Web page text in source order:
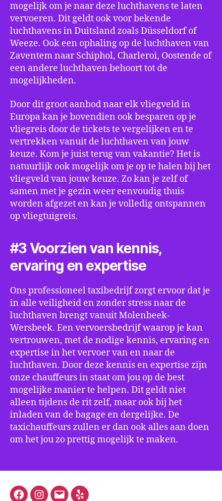
mogelijk om je naar deze luchthavens te laten
vervoeren. Dit geldt ook voor bekende
luchthavens in Duitsland zoals Düsseldorf of
Weeze. Ook een ophaling op de luchthaven van
Zaventem naar Schiphol, Charleroi, Oostende of
een andere luchthaven behoort tot de
mogelijkheden.
Door dit groot aanbod naar elk vliegveld in
Europa kan je bovendien ook besparen op je
vliegreis door de tickets te vergelijken en te
vertrekken vanuit de luchthaven van jouw
keuze. Kom je juist terug van vakantie? Het is
natuurlijk ook mogelijk om je op te halen bij het
vliegveld van jouw keuze. Zo kan je zelf of
samen met je gezin weer eenvoudig thuis
worden afgezet en kan je volledig ontspannen
op vliegtuigreis.
#3 Voorzien van kennis,
ervaring en expertise
Ons professioneel taxibedrijf zorgt ervoor dat je
in alle veiligheid en zonder stress naar de
luchthaven brengt vanuit Molenbeek-
Wersbeek. Een vervoersbedrijf waarop je kan
vertrouwen, met de nodige kennis, ervaring en
expertise in het vervoer van en naar de
luchthaven. Door deze kennis en expertise zijn
onze chauffeurs in staat om jou op de best
mogelijke manier te helpen. Dit geldt niet
alleen tijdens de rit zelf, maar ook bij het
inladen van de bagage en dergelijke. De
taxichauffeurs zullen er dan ook alles aan doen
om het jou zo prettig mogelijk te maken.